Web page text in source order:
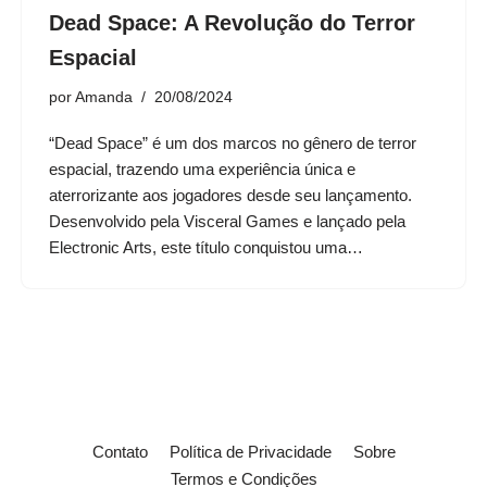
Dead Space: A Revolução do Terror
Espacial
por Amanda 20/08/2024
“Dead Space” é um dos marcos no gênero de terror
espacial, trazendo uma experiência única e
aterrorizante aos jogadores desde seu lançamento.
Desenvolvido pela Visceral Games e lançado pela
Electronic Arts, este título conquistou uma…
Contato Política de Privacidade
Sobre
Termos e Condições